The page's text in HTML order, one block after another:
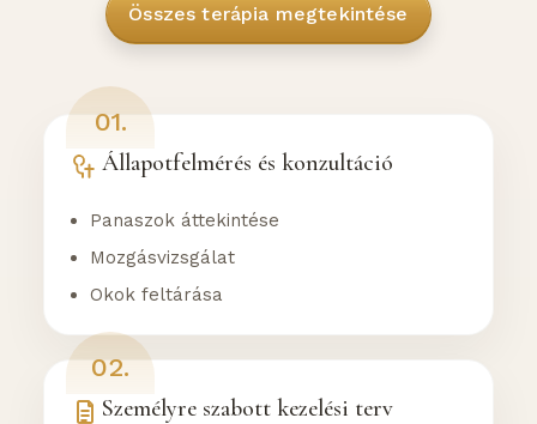
Összes terápia megtekintése
01.
Állapotfelmérés és konzultáció
Panaszok áttekintése
Mozgásvizsgálat
Okok feltárása
02.
Személyre szabott kezelési terv